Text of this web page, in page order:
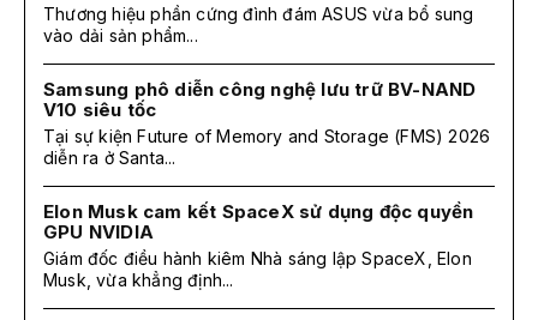
Thương hiệu phần cứng đình đám ASUS vừa bổ sung
vào dải sản phẩm...
Samsung phô diễn công nghệ lưu trữ BV-NAND
V10 siêu tốc
Tại sự kiện Future of Memory and Storage (FMS) 2026
diễn ra ở Santa...
Elon Musk cam kết SpaceX sử dụng độc quyền
GPU NVIDIA
Giám đốc điều hành kiêm Nhà sáng lập SpaceX, Elon
Musk, vừa khẳng định...